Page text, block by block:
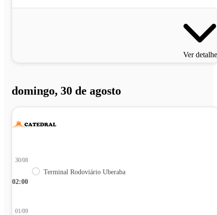
Ver
domingo, 30 de agosto
02:00
30/08
Terminal Rodoviário Uberaba
01/09